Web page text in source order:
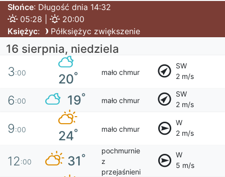
Słońce: Długość dnia 14:32
05:28 |
20:00
Księżyc: Półksiężyc zwiększenie
16 sierpnia, niedziela
3:00 20° mało chmur
SW
2 m/s
6:00 19° mało chmur
SW
2 m/s
9:00 24° mało chmur
W
2 m/s
12:00 31°
pochmurnie
z
przejaśnieni
W
5 m/s